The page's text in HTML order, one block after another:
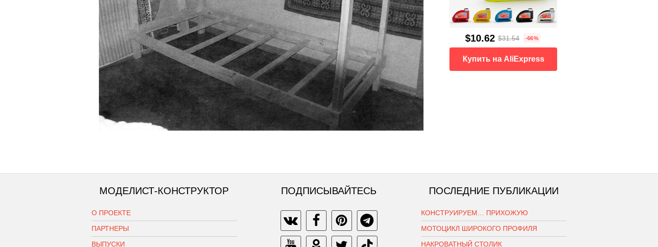
$10.62 $31.54 -66%
Купить на AliExpress
МОДЕЛИСТ-КОНСТРУКТОР
О ПРОЕКТЕ
ПАРТНЕРЫ
ВЫПУСКИ
ПОДПИСЫВАЙТЕСЬ ПОСЛЕДНИЕ ПУБЛИКАЦИИ
КОНСТРУИРУЕМ… ПРИХОЖУЮ
МОТОЦИКЛ ШИРОКОГО ПРОФИЛЯ
НАКРОВАТНЫЙ СТОЛИК